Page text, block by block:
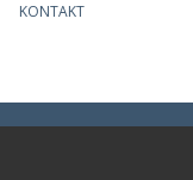
KONTAKT